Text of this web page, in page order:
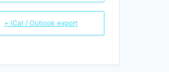
+ iCal / Outlook export